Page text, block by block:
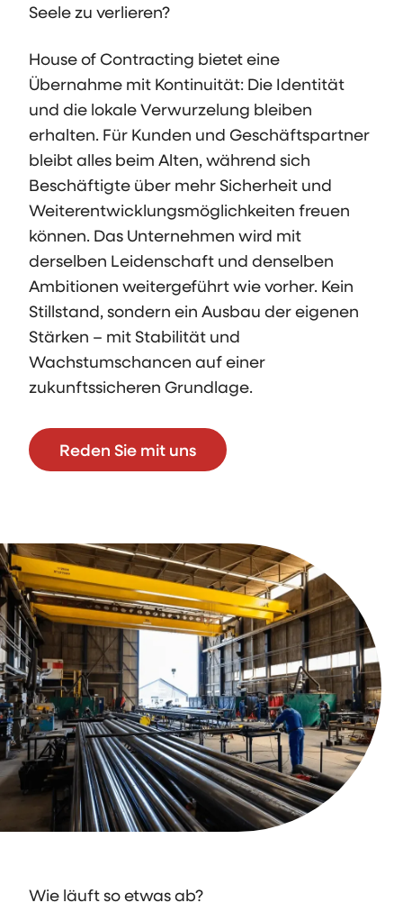
Seele zu verlieren?
House of Contracting bietet eine
Übernahme mit Kontinuität: Die Identität
und die lokale Verwurzelung bleiben
erhalten. Für Kunden und Geschäftspartner
bleibt alles beim Alten, während sich
Beschäftigte über mehr Sicherheit und
Weiterentwicklungsmöglichkeiten freuen
können. Das Unternehmen wird mit
derselben Leidenschaft und denselben
Ambitionen weitergeführt wie vorher. Kein
Stillstand, sondern ein Ausbau der eigenen
Stärken – mit Stabilität und
Wachstumschancen auf einer
zukunftssicheren Grundlage.
Reden Sie mit uns
Wie läuft so etwas ab?